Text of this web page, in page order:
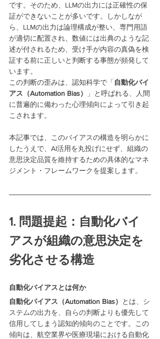
です。そのため、LLMの出力には正確性の保
証ができないことが多いです。しかしなが
ら、LLMの出力は論理構成が整い、専門用語
が適切に配置され、数値には出典のような記
述が付されるため、受け手が内容の真偽を検
証する前に正しいと判断する事態が頻発して
います。
この判断の歪みは、認知科学で「 自動化バイ
アス（Automation Bias）
」と呼ばれる、人間
に普遍的に備わった心理傾向によって引き起
こされます。
本記事では、このバイアスの構造を明らかに
したうえで、AI活用を丸投げにせず、組織の
意思決定品質を維持するための具体的なマネ
ジメント・フレームワークを提案します。
1. 問題提起：自動化バイ
アスが組織の意思決定を
劣化させる構造
自動化バイアスとは何か
自動化バイアス（Automation Bias）
とは、シ
ステムの出力を、自らの判断よりも優先して
信用してしまう認知的傾向のことです。この
傾向は、航空業界や医療現場における自動化